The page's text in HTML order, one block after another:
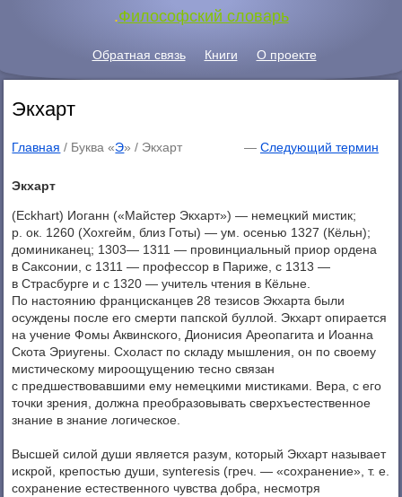
.Философский словарь
Обратная связь Книги О проекте
Экхарт
Главная / Буква «Э» / Экхарт — Следующий термин
Экхарт
(Eckhart) Иоганн («Майстер Экхарт») — немецкий мистик;
р. ок. 1260 (Хохгейм, близ Готы) — ум. осенью 1327 (Кёльн);
доминиканец; 1303— 1311 — провинциальный приор ордена
в Саксонии, с 1311 — профессор в Париже, с 1313 —
в Страсбурге и с 1320 — учитель чтения в Кёльне.
По настоянию францисканцев 28 тезисов Экхарта были
осуждены после его смерти папской буллой. Экхарт опирается
на учение Фомы Аквинского, Дионисия Ареопагита и Иоанна
Скота Эриугены. Схоласт по складу мышления, он по своему
мистическому мироощущению тесно связан
с предшествовавшими ему немецкими мистиками. Вера, с его
точки зрения, должна преобразовывать сверхъестественное
знание в знание логическое.
Высшей силой души является разум, который Экхарт называет
искрой, крепостью души, synteresis (греч. — «сохранение», т. е.
сохранение естественного чувства добра, несмотря